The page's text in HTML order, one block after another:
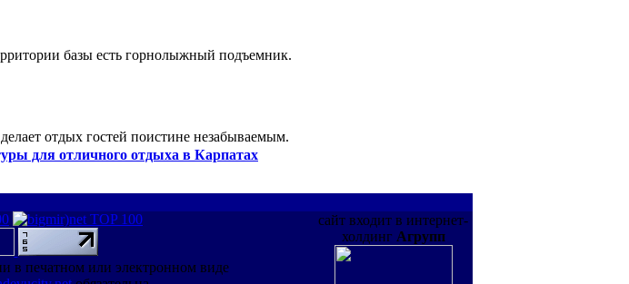
базы есть горнолыжный подъемник.
отдых гостей поистине незабываемым.
для отличного отдыха в Карпатах
в печатном или электронном виде
сайт входит в интернет-
холдинг Агрупп